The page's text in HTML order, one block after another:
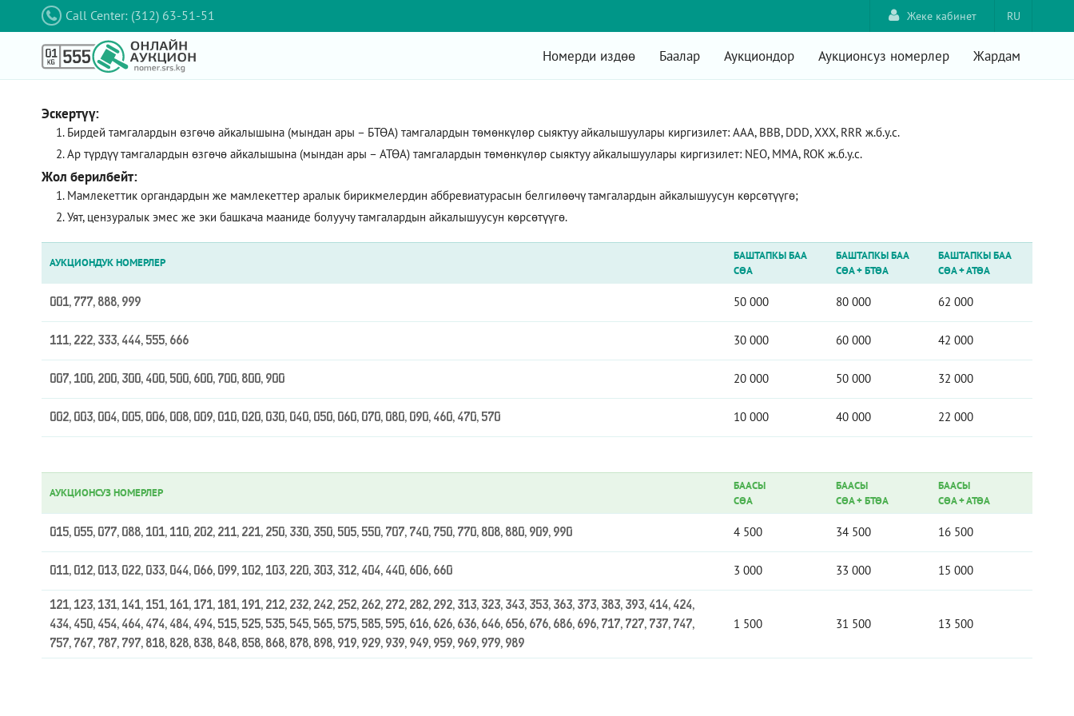
Call Center: (312) 63-51-51 RU
Жеке кабинет
Номерди издөө Баалар Аукциондор Аукционсуз номерлер Жардам
Эскертүү:
Бирдей тамгалардын өзгөчө айкалышына (мындан ары – БТӨА) тамгалардын төмөнкүлөр сыяктуу айкалышуулары киргизилет: AAA, ВВВ, DDD, XXX, RRR ж.б.у.с.
Ар түрдүү тамгалардын өзгөчө айкалышына (мындан ары – АТӨА) тамгалардын төмөнкүлөр сыяктуу айкалышуулары киргизилет: NEO, ММА, ROK ж.б.у.с.
Жол берилбейт:
Мамлекеттик органдардын же мамлекеттер аралык бирикмелердин аббревиатурасын белгилөөчү тамгалардын айкалышуусун көрсөтүүгө;
Уят, цензуралык эмес же эки башкача мааниде болуучу тамгалардын айкалышуусун көрсөтүүгө.
АУКЦИОНДУК НОМЕРЛЕР
БАШТАПКЫ БАА
СӨА
БАШТАПКЫ БАА
СӨА+БТӨА
БАШТАПКЫ БАА
СӨА+АТӨА
001, 777, 888, 999 50 000 80 000 62 000
111, 222, 333, 444, 555, 666 30 000 60 000 42 000
007, 100, 200, 300, 400, 500, 600, 700, 800, 900 20 000 50 000 32 000
002, 003, 004, 005, 006, 008, 009, 010, 020, 030, 040, 050, 060, 070, 080, 090, 460, 470, 570 10 000 40 000 22 000
АУКЦИОНСУЗ НОМЕРЛЕР
БААСЫ
СӨА
БААСЫ
СӨА+БТӨА
БААСЫ
СӨА+АТӨА
015, 055, 077, 088, 101, 110, 202, 211, 221, 250, 330, 350, 505, 550, 707, 740, 750, 770, 808, 880, 909, 990 4 500 34 500 16 500
011, 012, 013, 022, 033, 044, 066, 099, 102, 103, 220, 303, 312, 404, 440, 606, 660 3 000 33 000 15 000
121, 123, 131, 141, 151, 161, 171, 181, 191, 212, 232, 242, 252, 262, 272, 282, 292, 313, 323, 343, 353, 363, 373, 383, 393, 414, 424,
434, 450, 454, 464, 474, 484, 494, 515, 525, 535, 545, 565, 575, 585, 595, 616, 626, 636, 646, 656, 676, 686, 696, 717, 727, 737, 747,
757, 767, 787, 797, 818, 828, 838, 848, 858, 868, 878, 898, 919, 929, 939, 949, 959, 969, 979, 989
1 500 31 500 13 500